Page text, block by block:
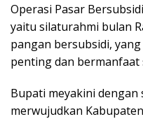
Operasi Pasar
yaitu silaturahmi bulan
pangan bersubsidi,
penting dan bermanfaat
Bupati meyakini
merwujudkan